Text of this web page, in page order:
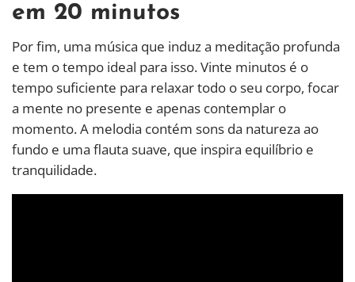
em 20 minutos
Por fim, uma música que induz a meditação profunda
e tem o tempo ideal para isso. Vinte minutos é o
tempo suficiente para relaxar todo o seu corpo, focar
a mente no presente e apenas contemplar o
momento. A melodia contém sons da natureza ao
fundo e uma flauta suave, que inspira equilíbrio e
tranquilidade.